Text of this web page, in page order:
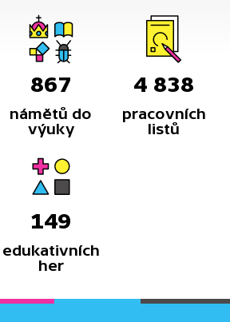
867
námětů do
výuky
4 838
pracovních
listů
149
edukativních
her